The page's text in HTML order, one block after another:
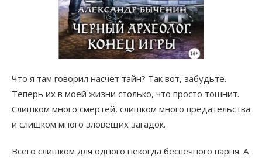
Что я там говорил насчет тайн? Так вот, забудьте.
Теперь их в моей жизни столько, что просто тошнит.
Слишком много смертей, слишком много предательства
и слишком много зловещих загадок.
Всего слишком для одного некогда беспечного парня. А